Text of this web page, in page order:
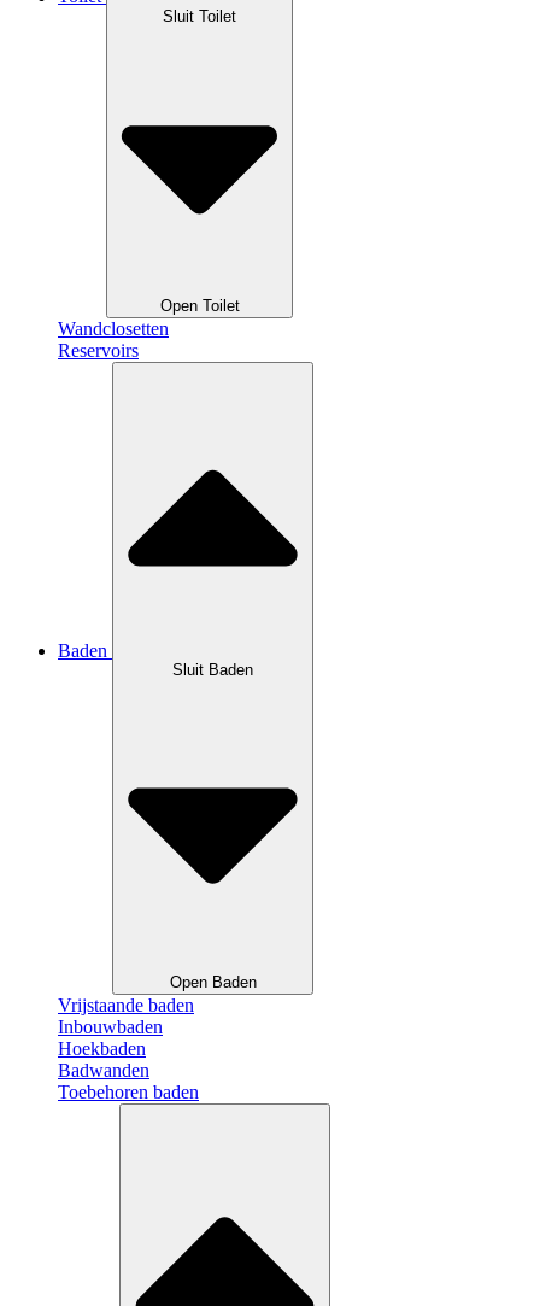
Sluit Toilet
Open Toilet
Wandclosetten
Reservoirs
Baden
Sluit Baden
Open Baden
Vrijstaande baden
Inbouwbaden
Hoekbaden
Badwanden
Toebehoren baden